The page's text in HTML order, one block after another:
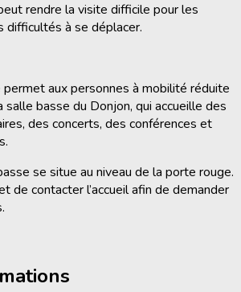
rendre la visite difficile pour les
difficultés à se déplacer.
aux personnes à mobilité réduite
salle basse du Donjon, qui accueille des
des concerts, des conférences et
se situe au niveau de la porte rouge.
de contacter l’accueil afin de demander